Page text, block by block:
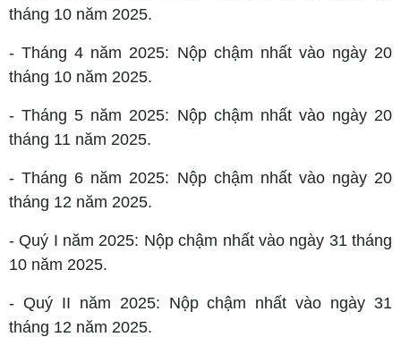
tháng 10 năm 2025.
- Tháng 4 năm 2025: Nộp chậm nhất vào ngày 20
tháng 10 năm 2025.
- Tháng 5 năm 2025: Nộp chậm nhất vào ngày 20
tháng 11 năm 2025.
- Tháng 6 năm 2025: Nộp chậm nhất vào ngày 20
tháng 12 năm 2025.
- Quý I năm 2025: Nộp chậm nhất vào ngày 31 tháng
10 năm 2025.
- Quý II năm 2025: Nộp chậm nhất vào ngày 31
tháng 12 năm 2025.